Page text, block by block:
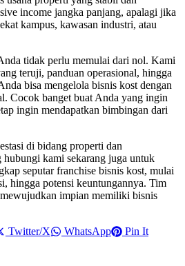
income jangka panjang, apalagi jika
kampus, kawasan industri, atau
tidak perlu memulai dari nol. Kami
teruji, panduan operasional, hingga
bisa mengelola bisnis kost dengan
Cocok banget buat Anda yang ingin
ingin mendapatkan bimbingan dari
di bidang properti dan
hubungi kami sekarang juga untuk
seputar franchise bisnis kost, mulai
hingga potensi keuntungannya. Tim
impian memiliki bisnis
Twitter/X WhatsApp Pin It